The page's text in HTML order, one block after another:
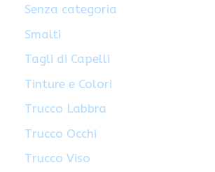
Senza categoria
Smalti
Tagli di Capelli
Tinture e Colori
Trucco Labbra
Trucco Occhi
Trucco Viso